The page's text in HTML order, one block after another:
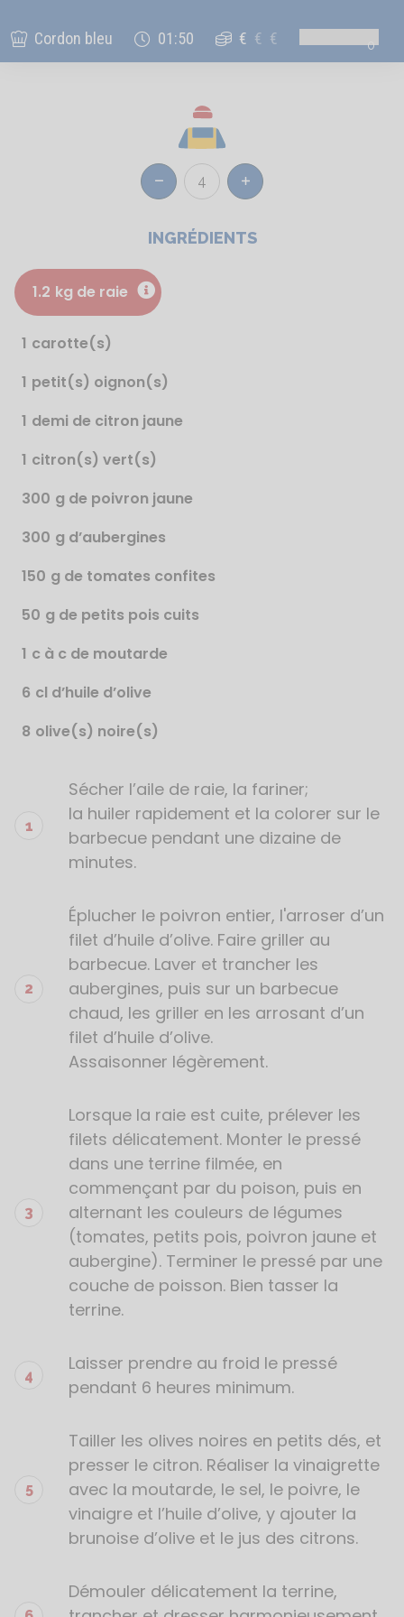
Cordon bleu 01:50 € € € 0
Réduire 4 Augmenter
INGRÉDIENTS
1.2 kg de raie
1 carotte(s)
1 petit(s) oignon(s)
1 demi de citron jaune
1 citron(s) vert(s)
300 g de poivron jaune
300 g d’aubergines
150 g de tomates confites
50 g de petits pois cuits
1 c à c de moutarde
6 cl d’huile d’olive
8 olive(s) noire(s)
Sécher l’aile de raie, la fariner;
la huiler rapidement et la colorer sur le
barbecue pendant une dizaine de
minutes.
Éplucher le poivron entier, l'arroser d’un
filet d’huile d’olive. Faire griller au
barbecue. Laver et trancher les
aubergines, puis sur un barbecue
chaud, les griller en les arrosant d’un
filet d’huile d’olive.
Assaisonner légèrement.
Lorsque la raie est cuite, prélever les
filets délicatement. Monter le pressé
dans une terrine filmée, en
commençant par du poison, puis en
alternant les couleurs de légumes
(tomates, petits pois, poivron jaune et
aubergine). Terminer le pressé par une
couche de poisson. Bien tasser la
terrine.
Laisser prendre au froid le pressé
pendant 6 heures minimum.
Tailler les olives noires en petits dés, et
presser le citron. Réaliser la vinaigrette
avec la moutarde, le sel, le poivre, le
vinaigre et l’huile d’olive, y ajouter la
brunoise d’olive et le jus des citrons.
Démouler délicatement la terrine,